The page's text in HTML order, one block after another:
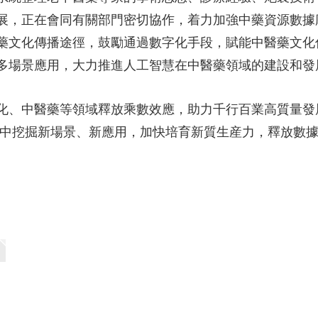
，正在會同有關部門密切協作，着力加強中藥資源數
文化傳播途徑，鼓勵通過數字化手段，賦能中醫藥文
場景應用，大力推進人工智慧在中醫藥領域的建設和發
、中醫藥等領域釋放乘數效應，助力千行百業高質量
挖掘新場景、新應用，加快培育新質生産力，釋放數